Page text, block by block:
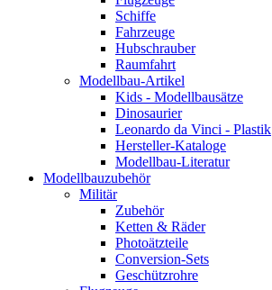
Schiffe
Fahrzeuge
Hubschrauber
Raumfahrt
Modellbau-Artikel
Kids - Modellbausätze
Dinosaurier
Leonardo da Vinci - Plastik
Hersteller-Kataloge
Modellbau-Literatur
Modellbauzubehör
Militär
Zubehör
Ketten & Räder
Photoätzteile
Conversion-Sets
Geschützrohre